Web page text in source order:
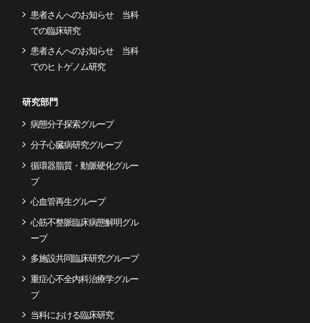
患者さんへのお知らせ 当科
での臨床研究
患者さんへのお知らせ 当科
でのヒトゲノム研究
研究部門
病態分子探索グループ
分子心臓病研究グループ
循環器脂質・動脈硬化グルー
プ
心血管再生グループ
心筋不整脈臨床病態解明グル
ープ
多施設共同臨床研究グループ
重症心不全内科治療学グルー
プ
当科における臨床研究